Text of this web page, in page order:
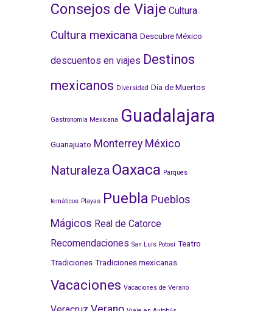
Consejos de Viaje Cultura
Cultura mexicana Descubre México
descuentos en viajes Destinos
mexicanos Diversidad Día de Muertos
Gastronomía Mexicana Guadalajara
Guanajuato Monterrey México
Naturaleza Oaxaca Parques
temáticos Playas Puebla Pueblos
Mágicos Real de Catorce
Recomendaciones San Luis Potosí Teatro
Tradiciones Tradiciones mexicanas
Vacaciones Vacaciones de Verano